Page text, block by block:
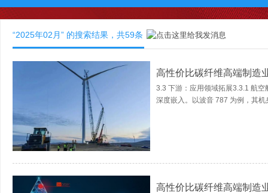
“2025年02月” 的搜索结果，共59条
高性价比碳纤维高端制造
3.3 下游：应用领域拓展3.3.1 航
深度嵌入。以波音 787 为例，其
高性价比碳纤维高端制造